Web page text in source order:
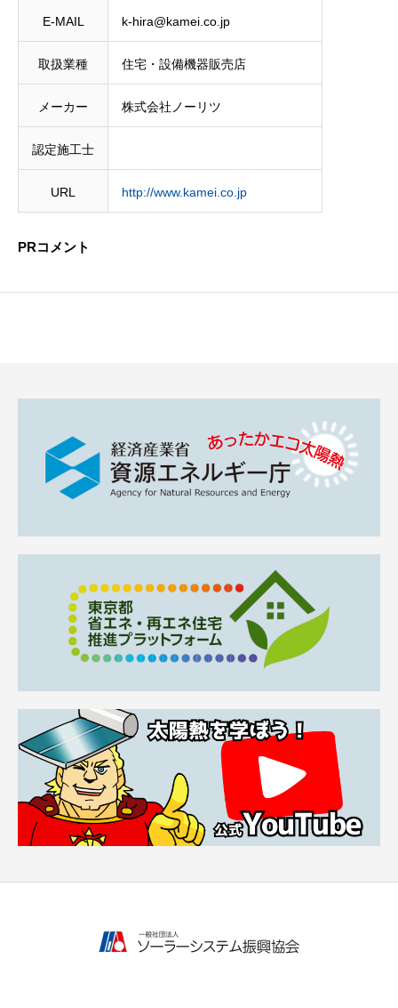
E-MAIL k-hira@kamei.co.jp
取扱業種 住宅・設備機器販売店
メーカー 株式会社ノーリツ
認定施工士
URL http://www.kamei.co.jp
PRコメント